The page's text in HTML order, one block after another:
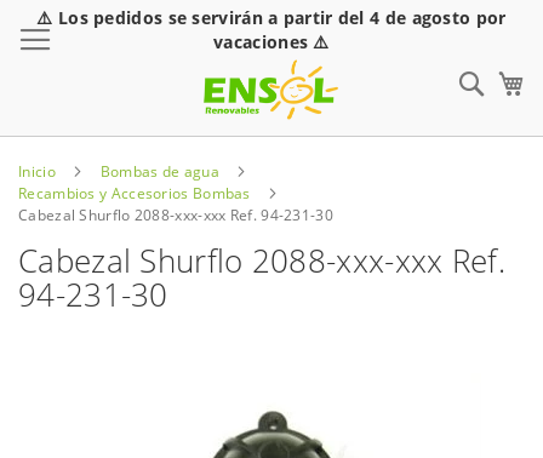
⚠️ Los pedidos se servirán a partir del 4 de agosto por
vacaciones ⚠️
Inicio
Bombas de agua
Recambios y Accesorios Bombas
Cabezal Shurflo 2088-xxx-xxx Ref. 94-231-30
Cabezal Shurflo 2088-xxx-xxx Ref.
94-231-30